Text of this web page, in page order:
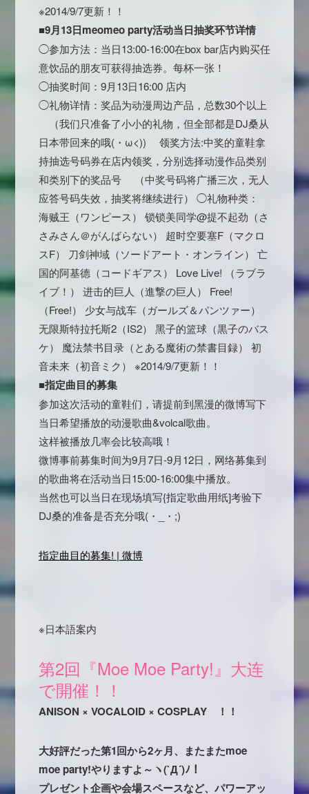
※2014/9/7更新！！
■9月13日meomeo party活动当日抽奖环节详情
◯参加方法：当日13:00-16:00在box bar店内购买任
意饮品的朋友可获得抽选券。每杯一张！
◯抽奖时间：9月13日16:00 店内
◯礼物详情：奖品为动漫周边产品，总数30个以上
（我们只准备了小小的礼物，但全部都是DJ桑从
日本带回来的哦(・ω<)) 领奖方法:中奖的童鞋拿
持抽选号码券在店内领奖，分别选择动漫作品类别
和类别下的奖品号 （中奖号码将广播三次，无人
应答号码失效，抽奖将继续进行） ◯礼物种类：
海贼王（ワンピース） 锁锁美同学@提不起劲（さ
さみさん＠がんばらない） 超时空要塞F（マクロ
スF） 刀剑神域（ソードアート・オンライン） 亡
国的阿基德（コードギアス） Love Live! （ラブラ
イブ！） 进击的巨人（進撃の巨人） Free!
（Free!） 少女与战车（ガールズ＆パンツァー）
无限斯特拉托斯2（IS2） 黑子的篮球（黒子のバス
ケ） 魔法禁书目录（とある魔術の禁書目録） 初
音未来（初音ミク） ※2014/9/7更新！！
■指定曲目的募集
参加这次活动的童鞋们，请提前到黑漫的微博写下
当日希望播放的动漫歌曲&volcal歌曲。
这样被播放几率会比较高哦！
微博事前募集时间为9月7日-9月12日，网络募集到
的歌曲将在活动当日15:00-16:00集中播放。
当然也可以当日在现场填写{指定歌曲用纸]考验下
DJ桑的准备是否充分哦(・_・;)
指定曲目的募集! | 微博
※日本語案内
第2回『Moe Moe Party!』大连
で開催！！
ANISON × VOCALOID × COSPLAY ！！
大好評だった第1回から2ヶ月、またまたmoe
moe party!やりますよ～ヽ(`Д´)ﾉ！
プレゼント企画や会場スペースなど、パワーアッ